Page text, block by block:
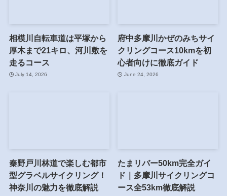
相模川自転車道は平塚から
厚木まで21キロ、河川敷を
走るコース
July 14, 2026
府中多摩川かぜのみちサイ
クリングコース10kmを初
心者向けに徹底ガイド
June 24, 2026
秦野戸川林道で楽しむ都市
型グラベルサイクリング！
神奈川の魅力を徹底解説
たまリバー50km完全ガイ
ド｜多摩川サイクリングコ
ース全53km徹底解説